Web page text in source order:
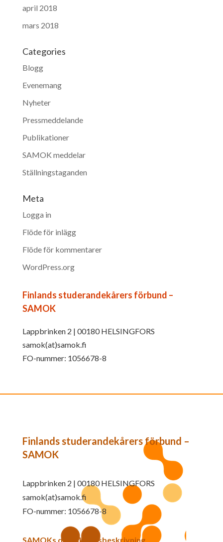
april 2018
mars 2018
Categories
Blogg
Evenemang
Nyheter
Pressmeddelande
Publikationer
SAMOK meddelar
Ställningstaganden
Meta
Logga in
Flöde för inlägg
Flöde för kommentarer
WordPress.org
Finlands studerandekårers förbund –
SAMOK
Lappbrinken 2 | 00180 HELSINGFORS
samok(at)samok.fi
FO-nummer: 1056678-8
Finlands studerandekårers förbund –
SAMOK
Lappbrinken 2 | 00180 HELSINGFORS
samok(at)samok.fi
FO-nummer: 1056678-8
SAMOKs dataskyddsbeskrivning